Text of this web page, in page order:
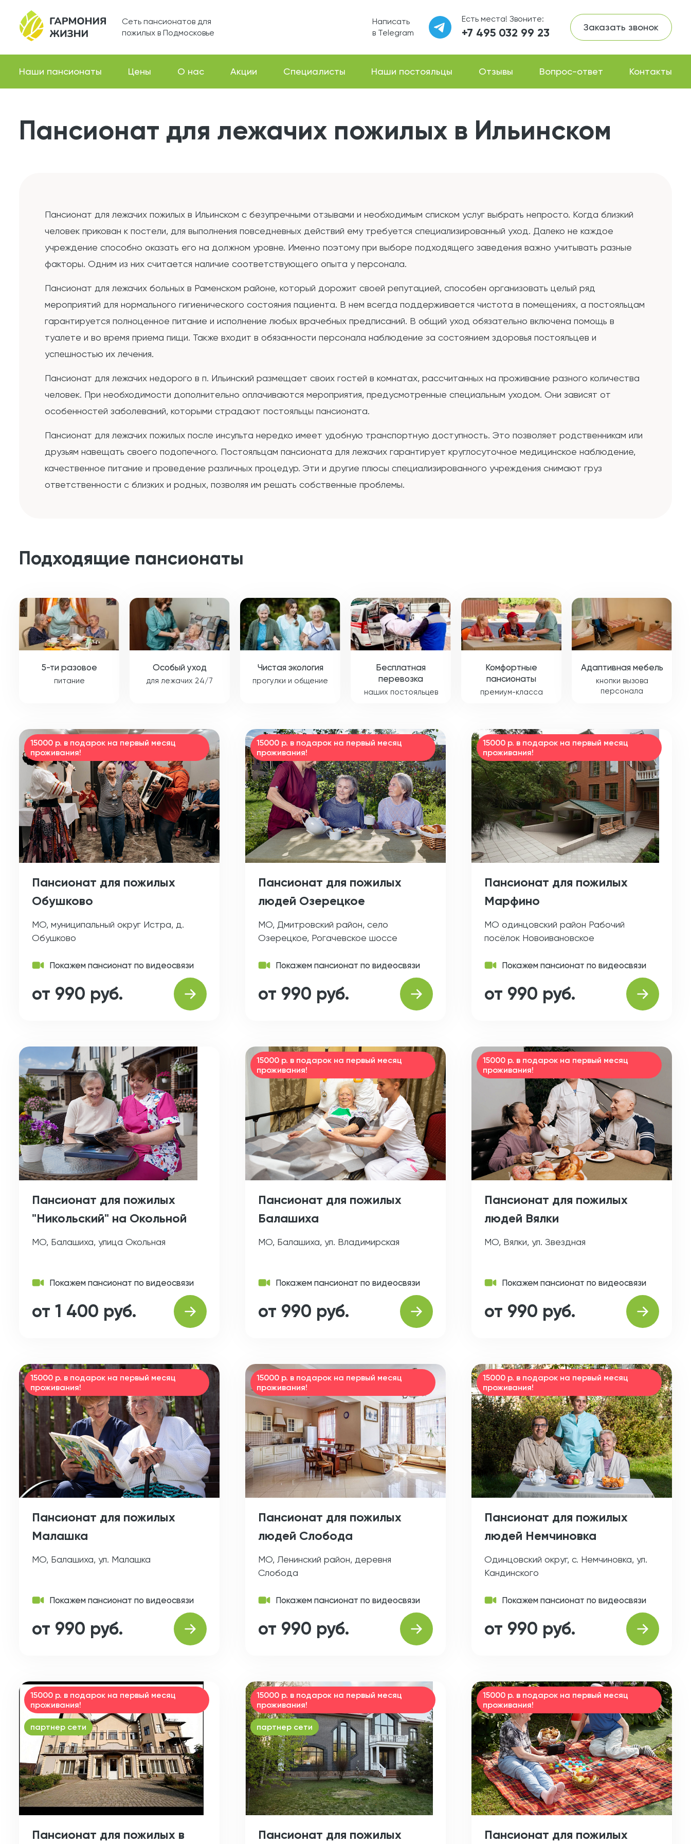
Сеть пансионатов для
пожилых в Подмосковье
Написать
в Telegram
Есть места! Звоните:
+7 495 032 99 23 Заказать звонок
Наши пансионаты Цены О нас Акции Специалисты Наши постояльцы Отзывы Вопрос-ответ Контакты
Пансионат для лежачих пожилых в Ильинском
Пансионат для лежачих пожилых в Ильинском с безупречными отзывами и необходимым списком услуг выбрать непросто. Когда близкий
человек прикован к постели, для выполнения повседневных действий ему требуется специализированный уход. Далеко не каждое
учреждение способно оказать его на должном уровне. Именно поэтому при выборе подходящего заведения важно учитывать разные
факторы. Одним из них считается наличие соответствующего опыта у персонала.
Пансионат для лежачих больных в Раменском районе, который дорожит своей репутацией, способен организовать целый ряд
мероприятий для нормального гигиенического состояния пациента. В нем всегда поддерживается чистота в помещениях, а постояльцам
гарантируется полноценное питание и исполнение любых врачебных предписаний. В общий уход обязательно включена помощь в
туалете и во время приема пищи. Также входит в обязанности персонала наблюдение за состоянием здоровья постояльцев и
успешностью их лечения.
Пансионат для лежачих недорого в п. Ильинский размещает своих гостей в комнатах, рассчитанных на проживание разного количества
человек. При необходимости дополнительно оплачиваются мероприятия, предусмотренные специальным уходом. Они зависят от
особенностей заболеваний, которыми страдают постояльцы пансионата.
Пансионат для лежачих пожилых после инсульта нередко имеет удобную транспортную доступность. Это позволяет родственникам или
друзьям навещать своего подопечного. Постояльцам пансионата для лежачих гарантирует круглосуточное медицинское наблюдение,
качественное питание и проведение различных процедур. Эти и другие плюсы специализированного учреждения снимают груз
ответственности с близких и родных, позволяя им решать собственные проблемы.
Подходящие пансионаты
5-ти разовое
питание
Особый уход
для лежачих 24/7
Чистая экология
прогулки и общение
Бесплатная
перевозка
наших постояльцев
Комфортные
пансионаты
премиум-класса
Адаптивная мебель
кнопки вызова
персонала
15000 р. в подарок на первый месяц
проживания!
Пансионат для пожилых
Обушково
МО, муниципальный округ Истра, д.
Обушково
Покажем пансионат по видеосвязи
от 990 руб.
15000 р. в подарок на первый месяц
проживания!
Пансионат для пожилых
людей Озерецкое
МО, Дмитровский район, село
Озерецкое, Рогачевское шоссе
Покажем пансионат по видеосвязи
от 990 руб.
15000 р. в подарок на первый месяц
проживания!
Пансионат для пожилых
Марфино
МО одинцовский район Рабочий
посёлок Новоивановское
Покажем пансионат по видеосвязи
от 990 руб.
Пансионат для пожилых
"Никольский" на Окольной
МО, Балашиха, улица Окольная
Покажем пансионат по видеосвязи
от 1 400 руб.
15000 р. в подарок на первый месяц
проживания!
Пансионат для пожилых
Балашиха
МО, Балашиха, ул. Владимирская
Покажем пансионат по видеосвязи
от 990 руб.
15000 р. в подарок на первый месяц
проживания!
Пансионат для пожилых
людей Вялки
МО, Вялки, ул. Звездная
Покажем пансионат по видеосвязи
от 990 руб.
15000 р. в подарок на первый месяц
проживания!
Пансионат для пожилых
Малашка
МО, Балашиха, ул. Малашка
Покажем пансионат по видеосвязи
от 990 руб.
15000 р. в подарок на первый месяц
проживания!
Пансионат для пожилых
людей Слобода
МО, Ленинский район, деревня
Слобода
Покажем пансионат по видеосвязи
от 990 руб.
15000 р. в подарок на первый месяц
проживания!
Пансионат для пожилых
людей Немчиновка
Одинцовский округ, с. Немчиновка, ул.
Кандинского
Покажем пансионат по видеосвязи
от 990 руб.
15000 р. в подарок на первый месяц
проживания!
партнер сети
Пансионат для пожилых в
15000 р. в подарок на первый месяц
проживания!
партнер сети
Пансионат для пожилых
15000 р. в подарок на первый месяц
проживания!
Пансионат для пожилых